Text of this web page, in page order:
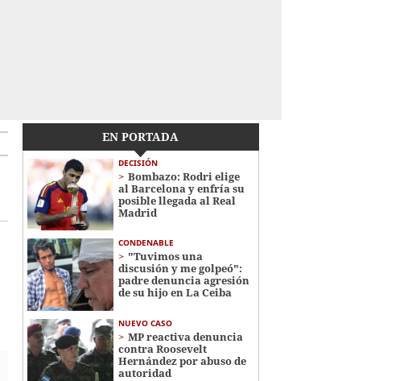
EN PORTADA
DECISIÓN
Bombazo: Rodri elige
al Barcelona y enfría su
posible llegada al Real
Madrid
CONDENABLE
"Tuvimos una
discusión y me golpeó":
padre denuncia agresión
de su hijo en La Ceiba
NUEVO CASO
MP reactiva denuncia
contra Roosevelt
Hernández por abuso de
autoridad